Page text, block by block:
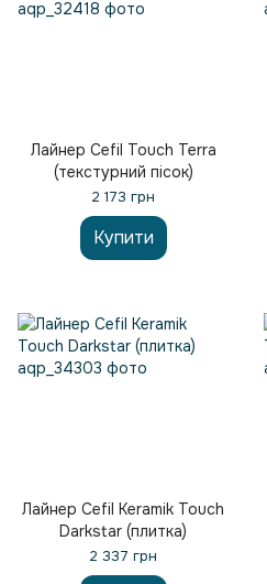
Лайнер Cefil Touch Terra
(текстурний пісок)
2 173 грн
Купити
Лайнер Cefil Keramik Touch
Darkstar (плитка)
2 337 грн